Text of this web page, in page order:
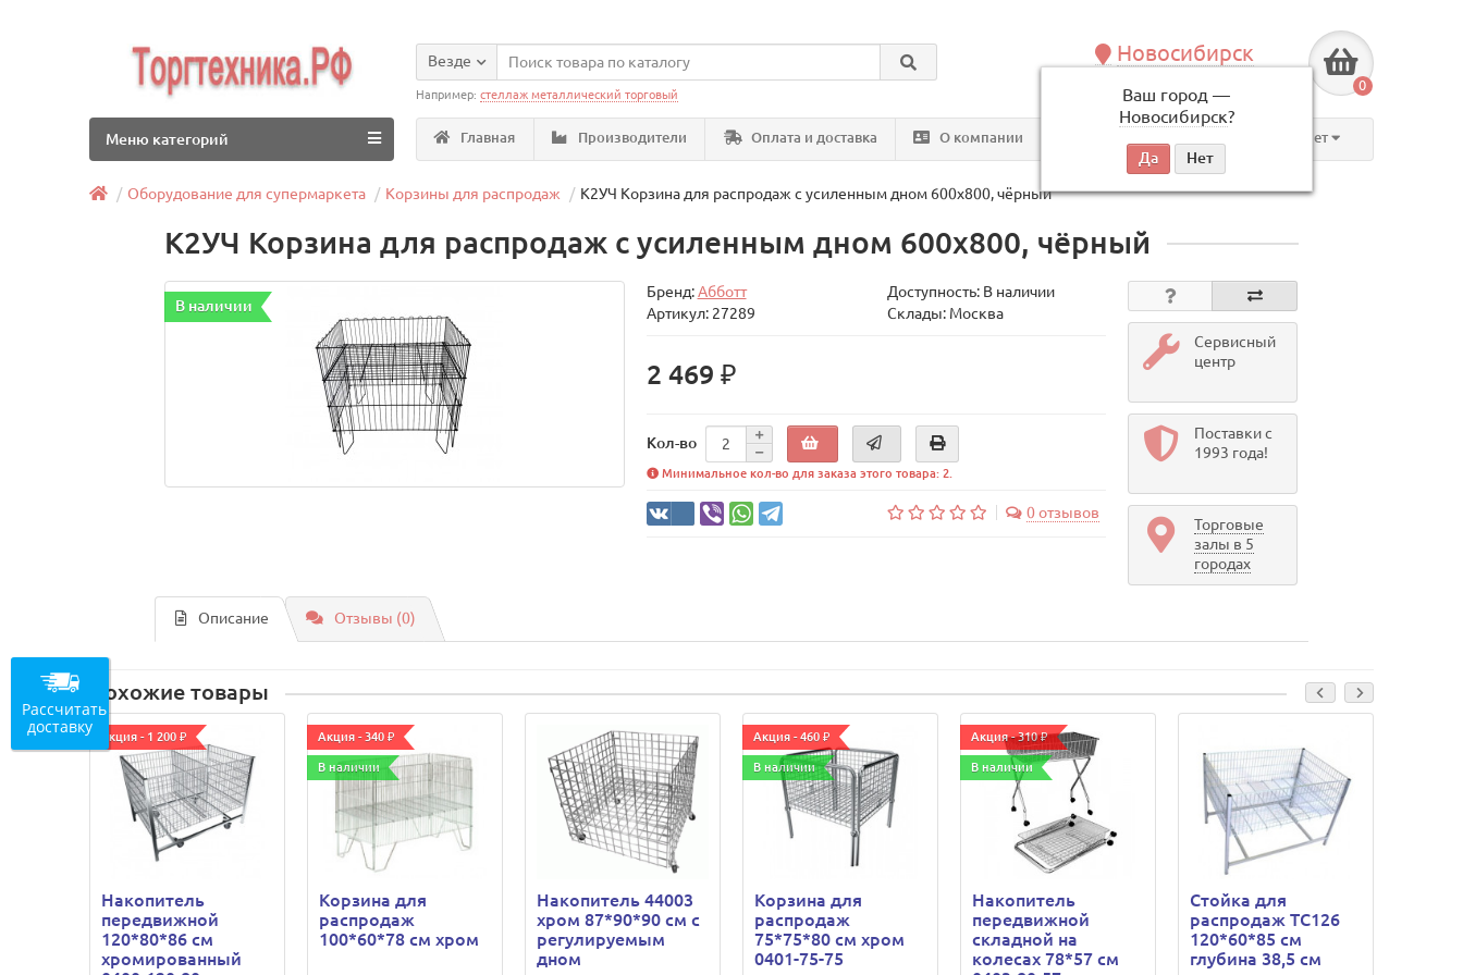
Новосибирск
Ваш город —
Новосибирск?
по будням, с 09:00 до 18:00
0
Везде
Например:стеллаж металлический торговый
Главная Производители Оплата и доставка О компании Личный кабинет
Меню категорий
Оборудование для супермаркета Корзины для распродаж К2УЧ Корзина для распродаж с усиленным дном 600х800, чёрный
К2УЧ Корзина для распродаж с усиленным дном 600х800, чёрный
В наличии
Бренд:Абботт
Доступность: В наличии
Артикул: 27289
Склады: Москва
2 469 ₽
Кол-во
Минимальное кол-во для заказа этого товара: 2.
0 отзывов
Сервисный
центр
Поставки с
1993 года!
Торговые
залы в 5
городах
Описание Отзывы (0)
Похожие товары
Акция - 1 200 ₽
Накопитель
передвижной
120*80*86 см
хромированный
Акция - 340 ₽
В наличии
Корзина для
распродаж
100*60*78 см хром
Накопитель 44003
хром 87*90*90 см с
регулируемым
дном
Акция - 460 ₽
В наличии
Корзина для
распродаж
75*75*80 см хром
0401-75-75
Акция - 310 ₽
В наличии
Накопитель
передвижной
складной на
колесах 78*57 см
Стойка для
распродаж TC126
120*60*85 см
глубина 38,5 см
Рассчитать
доставку